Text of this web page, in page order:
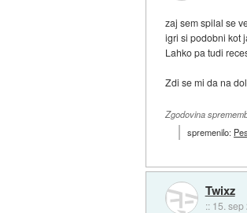
zaj sem spilal se
igri si podobni kot
Lahko pa tudi
Zdi se mi da na
Zgodovina
spremenilo:
Twixz
:: 15. sep